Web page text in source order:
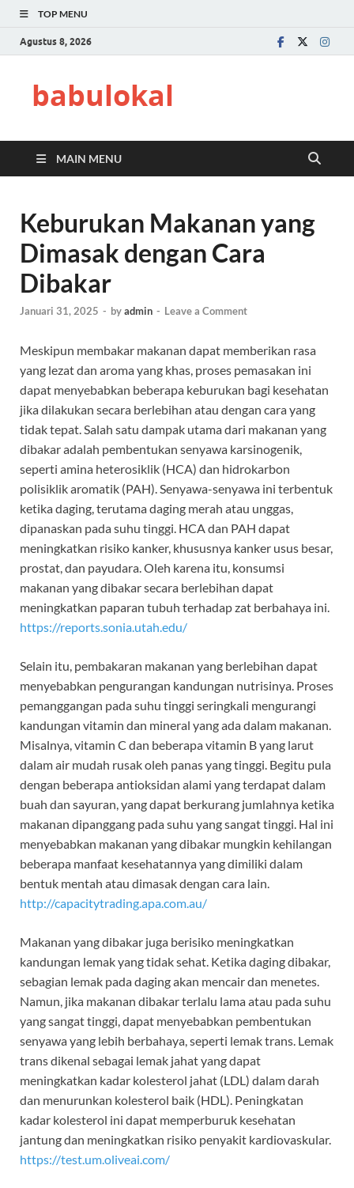
TOP MENU
Agustus 8, 2026
babulokal
MAIN MENU
Keburukan Makanan yang
Dimasak dengan Cara
Dibakar
Januari 31, 2025 - byadmin - Leave a Comment
Meskipun membakar makanan dapat memberikan rasa
yang lezat dan aroma yang khas, proses pemasakan ini
dapat menyebabkan beberapa keburukan bagi kesehatan
jika dilakukan secara berlebihan atau dengan cara yang
tidak tepat. Salah satu dampak utama dari makanan yang
dibakar adalah pembentukan senyawa karsinogenik,
seperti amina heterosiklik (HCA) dan hidrokarbon
polisiklik aromatik (PAH). Senyawa-senyawa ini terbentuk
ketika daging, terutama daging merah atau unggas,
dipanaskan pada suhu tinggi. HCA dan PAH dapat
meningkatkan risiko kanker, khususnya kanker usus besar,
prostat, dan payudara. Oleh karena itu, konsumsi
makanan yang dibakar secara berlebihan dapat
meningkatkan paparan tubuh terhadap zat berbahaya ini.
https://reports.sonia.utah.edu/
Selain itu, pembakaran makanan yang berlebihan dapat
menyebabkan pengurangan kandungan nutrisinya. Proses
pemanggangan pada suhu tinggi seringkali mengurangi
kandungan vitamin dan mineral yang ada dalam makanan.
Misalnya, vitamin C dan beberapa vitamin B yang larut
dalam air mudah rusak oleh panas yang tinggi. Begitu pula
dengan beberapa antioksidan alami yang terdapat dalam
buah dan sayuran, yang dapat berkurang jumlahnya ketika
makanan dipanggang pada suhu yang sangat tinggi. Hal ini
menyebabkan makanan yang dibakar mungkin kehilangan
beberapa manfaat kesehatannya yang dimiliki dalam
bentuk mentah atau dimasak dengan cara lain.
http://capacitytrading.apa.com.au/
Makanan yang dibakar juga berisiko meningkatkan
kandungan lemak yang tidak sehat. Ketika daging dibakar,
sebagian lemak pada daging akan mencair dan menetes.
Namun, jika makanan dibakar terlalu lama atau pada suhu
yang sangat tinggi, dapat menyebabkan pembentukan
senyawa yang lebih berbahaya, seperti lemak trans. Lemak
trans dikenal sebagai lemak jahat yang dapat
meningkatkan kadar kolesterol jahat (LDL) dalam darah
dan menurunkan kolesterol baik (HDL). Peningkatan
kadar kolesterol ini dapat memperburuk kesehatan
jantung dan meningkatkan risiko penyakit kardiovaskular.
https://test.um.oliveai.com/